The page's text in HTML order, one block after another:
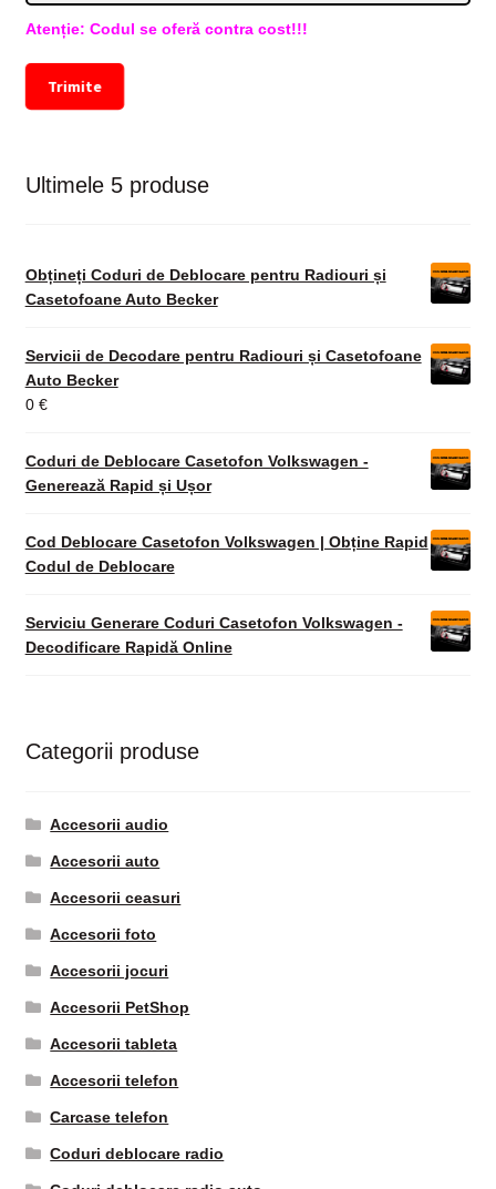
Atenție: Codul se oferă contra cost!!!
Trimite
Ultimele 5 produse
Obțineți Coduri de Deblocare pentru Radiouri și
Casetofoane Auto Becker
Servicii de Decodare pentru Radiouri și Casetofoane
Auto Becker
0 €
Coduri de Deblocare Casetofon Volkswagen -
Generează Rapid și Ușor
Cod Deblocare Casetofon Volkswagen | Obține Rapid
Codul de Deblocare
Serviciu Generare Coduri Casetofon Volkswagen -
Decodificare Rapidă Online
Categorii produse
Accesorii audio
Accesorii auto
Accesorii ceasuri
Accesorii foto
Accesorii jocuri
Accesorii PetShop
Accesorii tableta
Accesorii telefon
Carcase telefon
Coduri deblocare radio